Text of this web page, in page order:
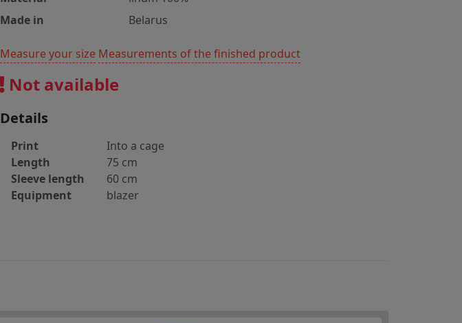
Made in
Belarus
Measure your size Measurements of the finished product
Not available
Details
Print
Into a cage
Length
75 cm
Sleeve length
60 cm
Equipment
blazer